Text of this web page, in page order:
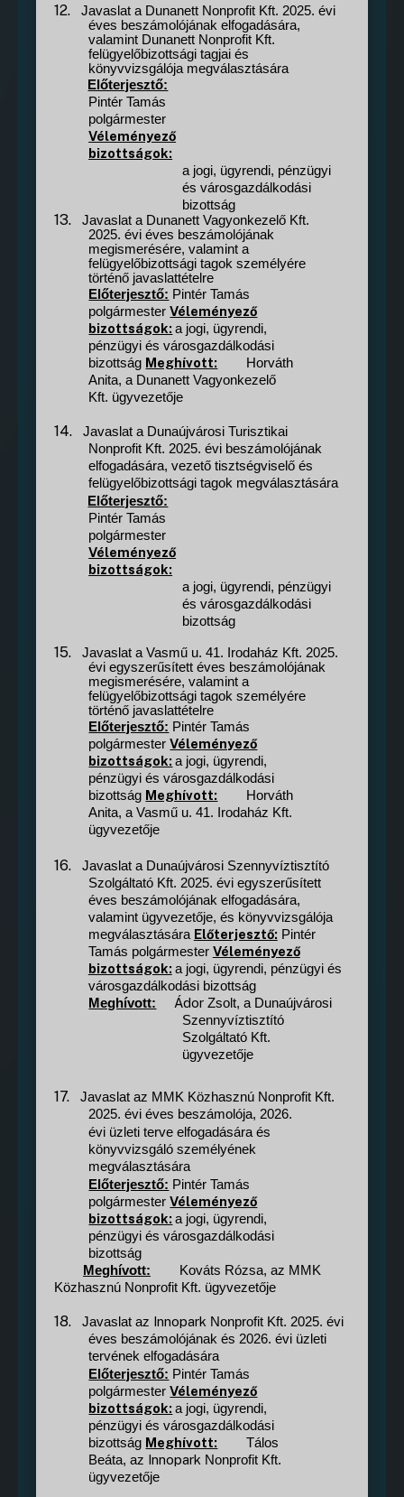
12.
Javaslat a Dunanett Nonprofit Kft. 2025. évi
éves beszámolójának elfogadására,
valamint Dunanett Nonprofit Kft.
felügyelőbizottsági tagjai és
könyvvizsgálója megválasztására
Előterjesztő:
Pintér Tamás
polgármester
Véleményező
bizottságok:
a jogi, ügyrendi, pénzügyi
és városgazdálkodási
bizottság
13.
Javaslat a Dunanett Vagyonkezelő Kft.
2025. évi éves beszámolójának
megismerésére, valamint a
felügyelőbizottsági tagok személyére
történő javaslattételre
Előterjesztő: Pintér Tamás
polgármesterVéleményező
bizottságok: a jogi, ügyrendi,
pénzügyi és városgazdálkodási
bizottság Meghívott:
Horváth
Anita, a Dunanett Vagyonkezelő
Kft. ügyvezetője
14.
Javaslat a Dunaújvárosi Turisztikai
Nonprofit Kft. 2025. évi beszámolójának
elfogadására, vezető tisztségviselő és
felügyelőbizottsági tagok megválasztására
Előterjesztő:
Pintér Tamás
polgármester
Véleményező
bizottságok:
a jogi, ügyrendi, pénzügyi
és városgazdálkodási
bizottság
15.
Javaslat a Vasmű u. 41. Irodaház Kft. 2025.
évi egyszerűsített éves beszámolójának
megismerésére, valamint a
felügyelőbizottsági tagok személyére
történő javaslattételre
Előterjesztő: Pintér Tamás
polgármesterVéleményező
bizottságok: a jogi, ügyrendi,
pénzügyi és városgazdálkodási
bizottság Meghívott:
Horváth
Anita, a Vasmű u. 41. Irodaház Kft.
ügyvezetője
16.
Javaslat a Dunaújvárosi Szennyvíztisztító
Szolgáltató Kft. 2025. évi egyszerűsített
éves beszámolójának elfogadására,
valamint ügyvezetője, és könyvvizsgálója
megválasztására Előterjesztő: Pintér
Tamás polgármester Véleményező
bizottságok: a jogi, ügyrendi, pénzügyi és
városgazdálkodási bizottság
Meghívott:
Ádor Zsolt, a Dunaújvárosi
Szennyvíztisztító
Szolgáltató Kft.
ügyvezetője
17.
Javaslat az MMK Közhasznú Nonprofit Kft.
2025. évi éves beszámolója, 2026.
évi üzleti terve elfogadására és
könyvvizsgáló személyének
megválasztására
Előterjesztő: Pintér Tamás
polgármesterVéleményező
bizottságok: a jogi, ügyrendi,
pénzügyi és városgazdálkodási
bizottság
Meghívott:
Kováts Rózsa, az MMK
Közhasznú Nonprofit Kft. ügyvezetője
18. Javaslat az Innopark Nonprofit Kft. 2025. évi
éves beszámolójának és 2026. évi üzleti
tervének elfogadására
Előterjesztő: Pintér Tamás
polgármesterVéleményező
bizottságok: a jogi, ügyrendi,
pénzügyi és városgazdálkodási
bizottság Meghívott:
Tálos
Beáta, az Innopark Nonprofit Kft.
ügyvezetője